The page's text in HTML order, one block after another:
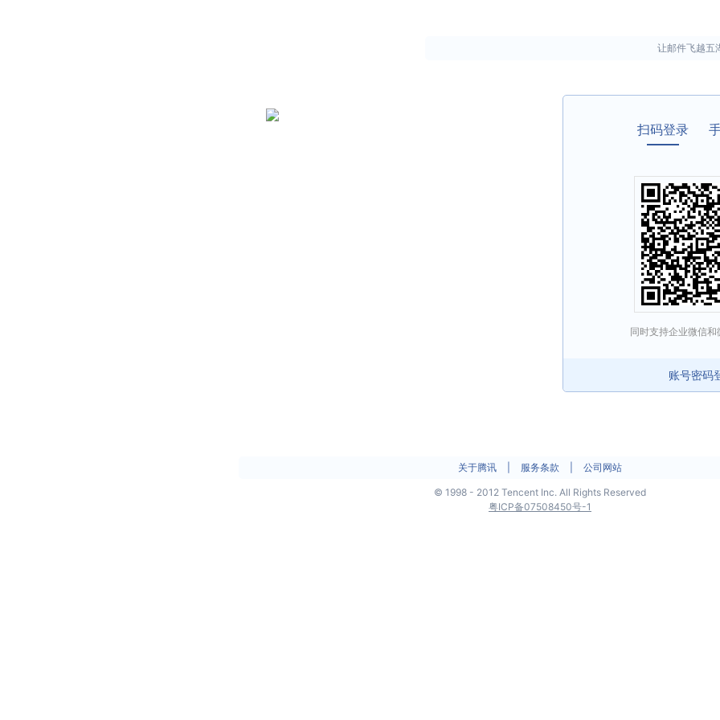
让邮件飞越五
扫码登录
账号密码
关于腾讯 服务条款 公司网站
© 1998 - 2012 Tencent Inc. All Rights Reserved
粤ICP备07508450号-1